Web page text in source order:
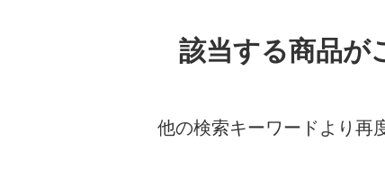
該当する商品が
他の検索キーワードより再